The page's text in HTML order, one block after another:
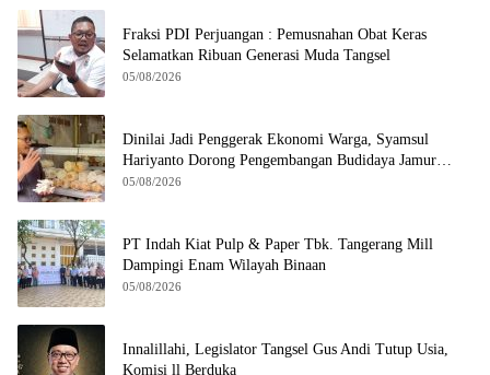
Fraksi PDI Perjuangan : Pemusnahan Obat Keras
Selamatkan Ribuan Generasi Muda Tangsel
05/08/2026
Dinilai Jadi Penggerak Ekonomi Warga, Syamsul
Hariyanto Dorong Pengembangan Budidaya Jamur
Crispy di Serpong
05/08/2026
PT Indah Kiat Pulp & Paper Tbk. Tangerang Mill
Dampingi Enam Wilayah Binaan
05/08/2026
Innalillahi, Legislator Tangsel Gus Andi Tutup Usia,
Komisi ll Berduka